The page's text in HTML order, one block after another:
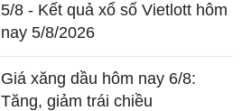
5/8 - Kết quả xổ số Vietlott hôm
nay 5/8/2026
Giá xăng dầu hôm nay 6/8:
Tăng, giảm trái chiều